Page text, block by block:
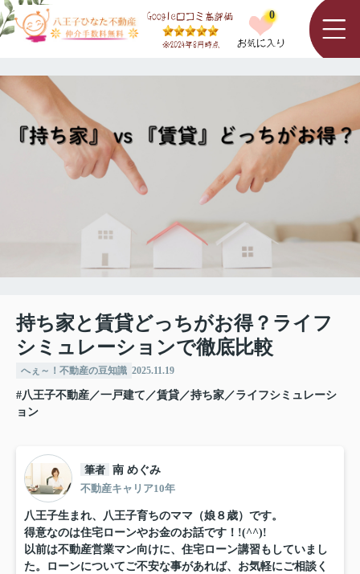
0
持ち家と賃貸どっちがお得？ライフ
シミュレーションで徹底比較
へぇ～！不動産の豆知識 2025.11.19
#八王子不動産／一戸建て／賃貸／持ち家／ライフシミュレーシ
ョン
筆者 南 めぐみ
不動産キャリア10年
八王子生まれ、八王子育ちのママ（娘８歳）です。
得意なのは住宅ローンやお金のお話です！!(^^)!
以前は不動産営業マン向けに、住宅ローン講習もしていまし
た。ローンについてご不安な事があれば、お気軽にご相談く